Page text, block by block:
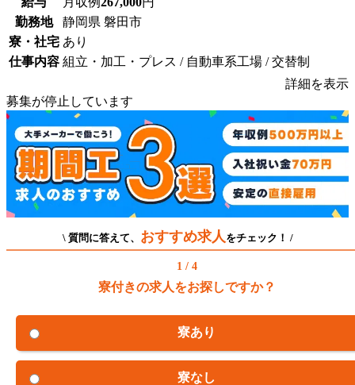
勤務地
静岡県 磐田市
寮・社宅 あり
仕事内容 組立・加工・プレス / 自動車系工場 / 交替制
詳細を表示
募集が停止しています
\ 質問に答えて、 おすすめ求人 をチェック！ /
1 / 4
寮付きの求人をお探しですか？
寮あり
寮なし